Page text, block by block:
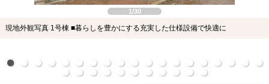
1/30
現地外観写真 1号棟 ■暮らしを豊かにする充実した仕様設備で快適に